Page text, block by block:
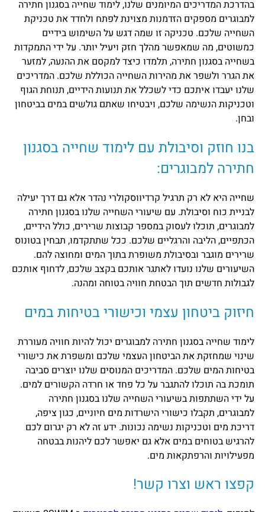
בהדרכת המדריכים המיומנים שלנו, לימוד שחייה בסגנון חתירה
למבוגרים מספקים הזדמנות מצוינת לפתח ולחדד את טכניקת
השחייה שלכם. טכניקה זו שמה דגש על השימוש בידיים
כמשוטים, מה שמאפשר מהלך חזק ויעיל יותר. על ידי התמקדות
בשחייה בסגנון חתירה, תלמדו כיצד למקסם את ההנעה, למזער
את הגרר ולשפר את מהירות השחייה הכוללת שלכם. המדריכים
שלנו יעבדו איתכם כדי לשכלל את תנועות הידיים, תנוחת הגוף
וטכניקות הנשימה שלכם, ויבטיחו שאתם גולשים במים בביטחון
ובחן.
בנו חוזק וסיבולת עם לימוד שחייה בסגנון
חתירה למבוגרים:
שחייה היא לא רק תרגיל קרדיווסקולרי נהדר אלא גם דרך יעילה
לבניית כוח וסיבולת. עם שיעורי השחייה שלנו בסגנון חתירה
למבוגרים, תוכלו לעסוק במספר קבוצות שרירים, כולל הידיים,
הכתפיים, הליבה והרגליים שלכם. ככל שתתקדמו, תבחין בטונוס
שרירים מוגבר ובסיבולת משופרת בתוך המים ומחוצה להם.
השיעורים שלנו נועדו לאתגר אותכם בקצב שלכם, לדחוף אותכם
לגבולות חדשים תוך הבטחת חוויה בטוחה ומהנה.
חיזוק ביטחון עצמי וכישורי בטיחות במים
לימוד שחייה בסגנון חתירה למבוגרים יכול להיות חוויה מעוררת
שינוי שמחזקת את הביטחון העצמי שלכם ומשפרת את כישורי
בטיחות המים שלכם. המדריכים המנוסים שלנו יוצרים סביבה
תומכת בה תוכלו להתגבר על כל פחד או חרדה הקשורים למים.
על ידי השתתפות בשיעורי השחייה שלנו בסגנון חתירה
למבוגרים, תקבלו כישורי הישרדות מים חיוניים, כגון ציפה,
דריכת מים וטכניקות נשימה נכונות. ידע זה לא רק יגרום לכם
להרגיש בטוחים במים אלא גם יאפשר לכם ליהנות בבטחה
מפעילויות והרפתקאות מים.
קפצו ראש וצרו קשר!